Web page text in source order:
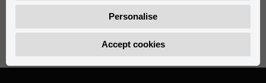
Personalise
Accept cookies